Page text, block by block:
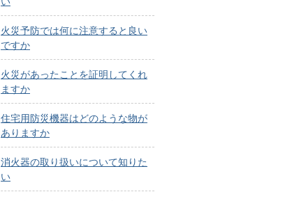
火災予防では何に注意すると良い
ですか
火災があったことを証明してくれ
ますか
住宅用防災機器はどのような物が
ありますか
消火器の取り扱いについて知りた
い